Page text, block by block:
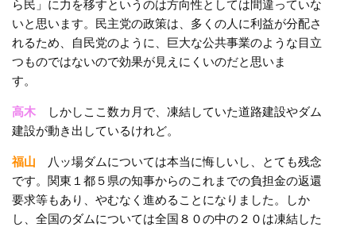
ら民」に力を移すというのは方向性としては間違っていな
いと思います。民主党の政策は、多くの人に利益が分配さ
れるため、自民党のように、巨大な公共事業のような目立
つものではないので効果が見えにくいのだと思いま
す。
高木 しかしここ数カ月で、凍結していた道路建設やダム
建設が動き出しているけれど。
福山 八ッ場ダムについては本当に悔しいし、とても残念
です。関東１都５県の知事からのこれまでの負担金の返還
要求等もあり、やむなく進めることになりました。しか
し、全国のダムについては全国８０の中の２０は凍結した